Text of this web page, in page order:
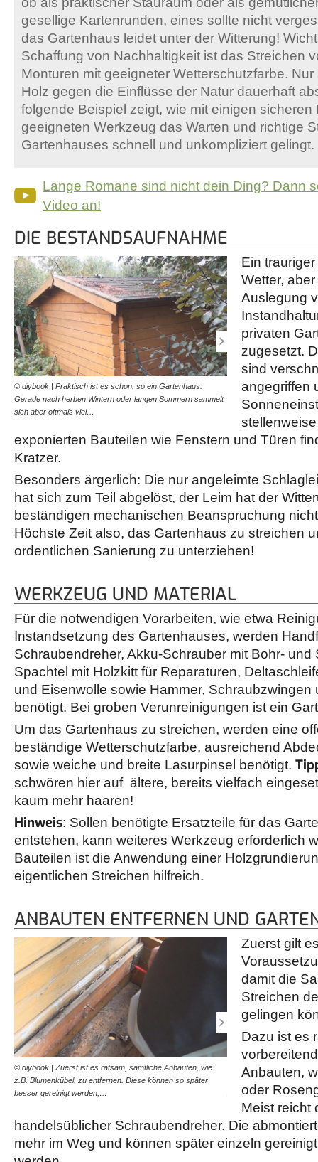
gesellige Kartenrunden, eines sollte nicht
das Gartenhaus leidet unter der Witterung!
Schaffung von Nachhaltigkeit ist das Streichen
Monturen mit geeigneter Wetterschutzfarbe.
Holz gegen die Einflüsse der Natur dauerhaft
folgende Beispiel zeigt, wie mit einigen
geeigneten Werkzeug das Warten und richtige
Gartenhauses schnell und unkompliziert gelingt.
Lange Romane sind nicht dein Ding? Dann
Video an!
DIE BESTANDSAUFNAHME
© diybook | Praktisch ist es schon, so ein Gartenhaus.
Gerade nach herben Wintern oder langen Sommern sammelt
sich aber oftmals viel…
© diybook | Die
zerkratzt, das Holz
ausgeblichen: Für den
Ein
Wetter,
Auslegung
privaten
zugesetzt.
sind
angegriffen
exponierten Bauteilen wie Fenstern und Türen
Kratzer.
Besonders ärgerlich: Die nur angeleimte
hat sich zum Teil abgelöst, der Leim hat der
beständigen mechanischen Beanspruchung
Höchste Zeit also, das Gartenhaus zu streichen
ordentlichen Sanierung zu unterziehen!
WERKZEUG UND MATERIAL
Für die notwendigen Vorarbeiten, wie etwa
Instandsetzung des Gartenhauses, werden
Schraubendreher, Akku-Schrauber mit Bohr- und
Spachtel mit Holzkitt für Reparaturen,
und Eisenwolle sowie Hammer, Schraubzwingen
benötigt. Bei groben Verunreinigungen ist ein
Um das Gartenhaus zu streichen, werden eine
beständige Wetterschutzfarbe, ausreichend
sowie weiche und breite Lasurpinsel benötigt.
schwören hier auf ältere, bereits vielfach
kaum mehr haaren!
Hinweis: Sollen benötigte Ersatzteile für das
entstehen, kann weiteres Werkzeug erforderlich
Bauteilen ist die Anwendung einer
eigentlichen Streichen hilfreich.
ANBAUTEN ENTFERNEN UND
© diybook | Zuerst ist es ratsam, sämtliche Anbauten, wie
z.B. Blumenkübel, zu entfernen. Diese können so später
besser gereinigt werden,…
© diybook | Kaputte
auch die oberen
Zustand zu prüfen.…
Zuerst gilt
damit die
Streichen
gelingen
Dazu ist es
Anbauten,
oder
Meist reicht
handelsüblicher Schraubendreher. Die
mehr im Weg und können später einzeln